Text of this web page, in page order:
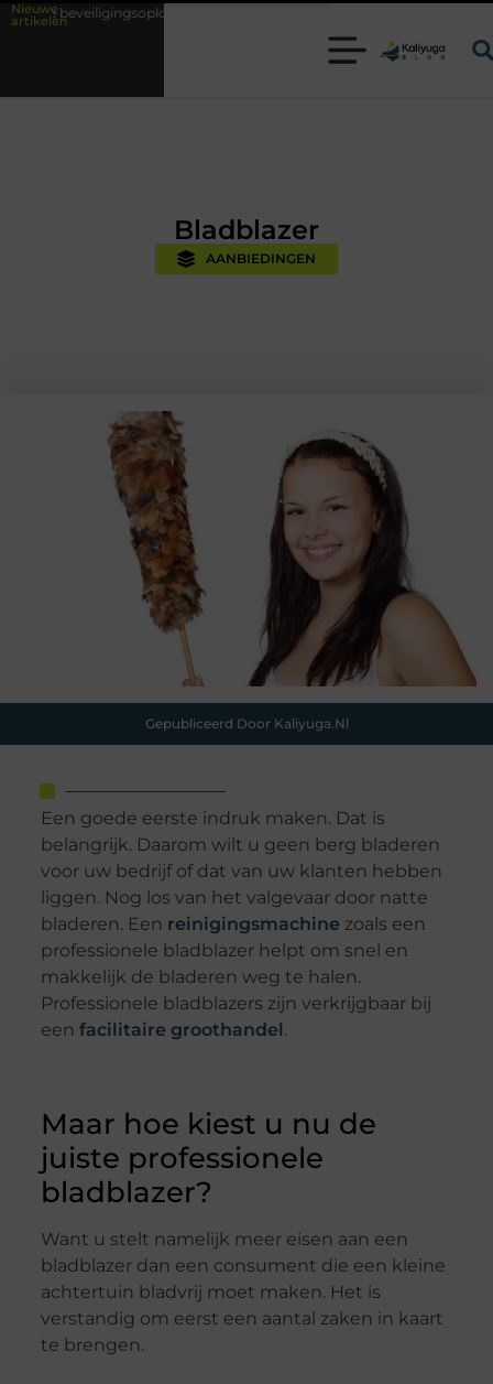
Nieuwe
artikelen met kennis uit de praktijk
Bladblazer
AANBIEDINGEN
Gepubliceerd Door Kaliyuga.nl
Een goede eerste indruk maken. Dat is
belangrijk. Daarom wilt u geen berg bladeren
voor uw bedrijf of dat van uw klanten hebben
liggen. Nog los van het valgevaar door natte
bladeren. Een reinigingsmachine zoals een
professionele bladblazer helpt om snel en
makkelijk de bladeren weg te halen.
Professionele bladblazers zijn verkrijgbaar bij
een facilitaire groothandel.
Maar hoe kiest u nu de
juiste professionele
bladblazer?
Want u stelt namelijk meer eisen aan een
bladblazer dan een consument die een kleine
achtertuin bladvrij moet maken. Het is
verstandig om eerst een aantal zaken in kaart
te brengen.